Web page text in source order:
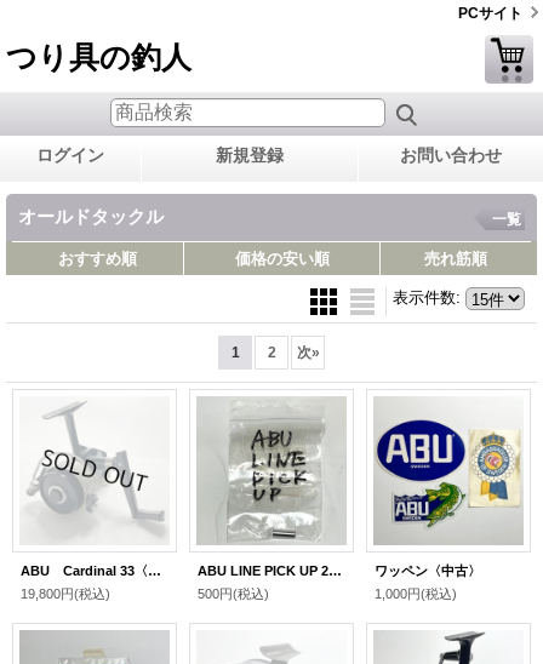
PCサイト
つり具の釣人
ログイン 新規登録 お問い合わせ
オールドタックル 一覧
おすすめ順 価格の安い順 売れ筋順
表示件数:
1 2 次»
ABU Cardinal 33〈中古〉
19,800円(税込)
ABU LINE PICK UP 290ピン
500円(税込)
ワッペン〈中古〉
1,000円(税込)